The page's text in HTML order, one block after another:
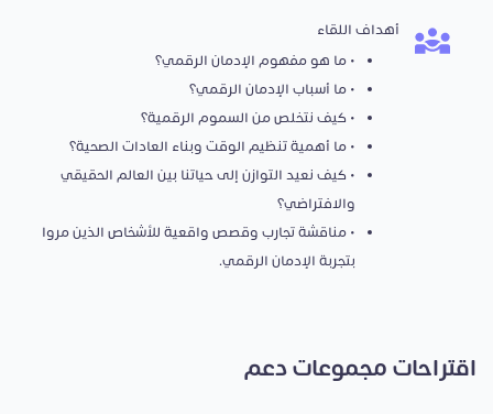
أهداف اللقاء
• ما هو مفهوم الإدمان الرقمي؟
• ما أسباب الإدمان الرقمي؟
• كيف نتخلص من السموم الرقمية؟
• ما أهمية تنظيم الوقت وبناء العادات الصحية؟
• كيف نعيد التوازن إلى حياتنا بين العالم الحقيقي
والافتراضي؟
• مناقشة تجارب وقصص واقعية للأشخاص الذين مروا
بتجربة الإدمان الرقمي.
اقتراحات مجموعات دعم